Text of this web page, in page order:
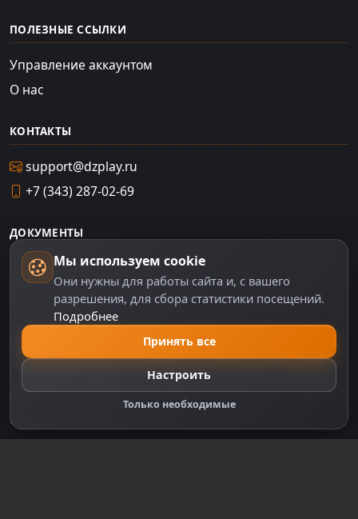
ПОЛЕЗНЫЕ ССЫЛКИ
Управление аккаунтом
О нас
КОНТАКТЫ
support@dzplay.ru
+7 (343) 287-02-69
ДОКУМЕНТЫ
Пользовательское соглашение
Политика персональных данных
Правила оплаты
Настройки cookie
Правообладателям
Правила сообщества
Мы используем cookie
Они нужны для работы сайта и, с вашего
разрешения, для сбора статистики посещений.
Подробнее
Принять все
Настроить
Только необходимые